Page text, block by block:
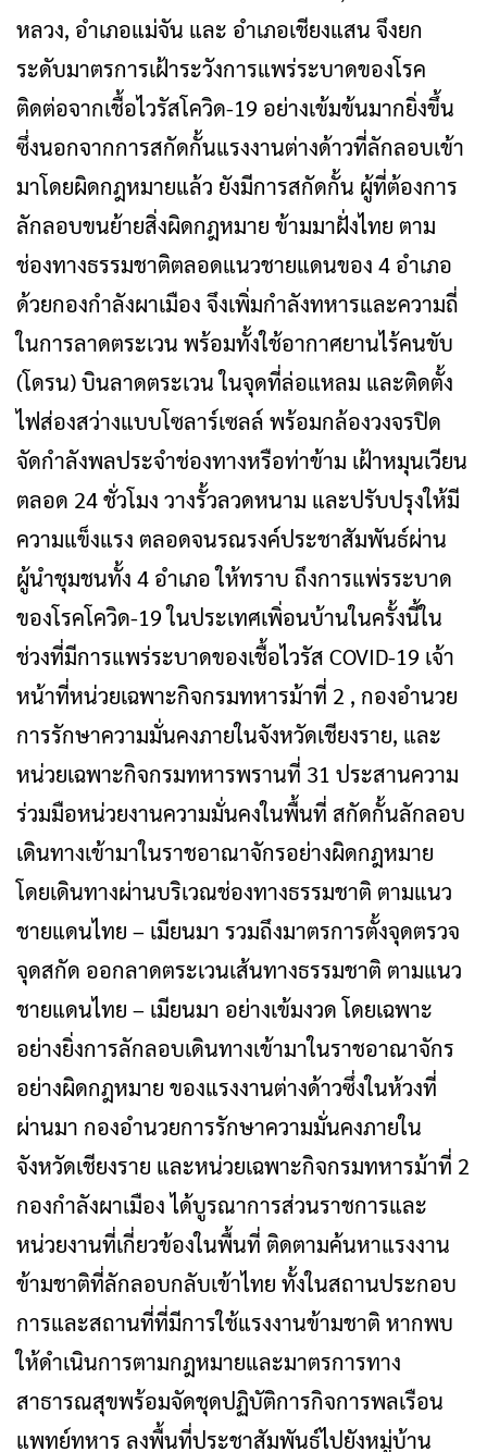
หลวง, อำเภอแม่จัน และ อำเภอเชียงแสน จึงยก
ระดับมาตรการเฝ้าระวังการแพร่ระบาดของโรค
ติดต่อจากเชื้อไวรัสโควิด-19 อย่างเข้มข้นมากยิ่งขึ้น
ซึ่งนอกจากการสกัดกั้นแรงงานต่างด้าวที่ลักลอบเข้า
มาโดยผิดกฎหมายแล้ว ยังมีการสกัดกั้น ผู้ที่ต้องการ
ลักลอบขนย้ายสิ่งผิดกฎหมาย ข้ามมาฝั่งไทย ตาม
ช่องทางธรรมชาติตลอดแนวชายแดนของ 4 อำเภอ
ด้วยกองกำลังผาเมือง จึงเพิ่มกำลังทหารและความถี่
ในการลาดตระเวน พร้อมทั้งใช้อากาศยานไร้คนขับ
(โดรน) บินลาดตระเวน ในจุดที่ล่อแหลม และติดตั้ง
ไฟส่องสว่างแบบโซลาร์เซลล์ พร้อมกล้องวงจรปิด
จัดกำลังพลประจำช่องทางหรือท่าข้าม เฝ้าหมุนเวียน
ตลอด 24 ชั่วโมง วางรั้วลวดหนาม และปรับปรุงให้มี
ความแข็งแรง ตลอดจนรณรงค์ประชาสัมพันธ์ผ่าน
ผู้นำชุมชนทั้ง 4 อำเภอ ให้ทราบ ถึงการแพ่รระบาด
ของโรคโควิด-19 ในประเทศเพิ่อนบ้านในครั้งนี้ใน
ช่วงที่มีการแพร่ระบาดของเชื้อไวรัส COVID-19 เจ้า
หน้าที่หน่วยเฉพาะกิจกรมทหารม้าที่ 2 , กองอำนวย
การรักษาความมั่นคงภายในจังหวัดเชียงราย, และ
หน่วยเฉพาะกิจกรมทหารพรานที่ 31 ประสานความ
ร่วมมือหน่วยงานความมั่นคงในพื้นที่ สกัดกั้นลักลอบ
เดินทางเข้ามาในราชอาณาจักรอย่างผิดกฎหมาย
โดยเดินทางผ่านบริเวณช่องทางธรรมชาติ ตามแนว
ชายแดนไทย – เมียนมา รวมถึงมาตรการตั้งจุดตรวจ
จุดสกัด ออกลาดตระเวนเส้นทางธรรมชาติ ตามแนว
ชายแดนไทย – เมียนมา อย่างเข้มงวด โดยเฉพาะ
อย่างยิ่งการลักลอบเดินทางเข้ามาในราชอาณาจักร
อย่างผิดกฎหมาย ของแรงงานต่างด้าวซึ่งในห้วงที่
ผ่านมา กองอำนวยการรักษาความมั่นคงภายใน
จังหวัดเชียงราย และหน่วยเฉพาะกิจกรมทหารม้าที่ 2
กองกำลังผาเมือง ได้บูรณาการส่วนราชการและ
หน่วยงานที่เกี่ยวข้องในพื้นที่ ติดตามค้นหาแรงงาน
ข้ามชาติที่ลักลอบกลับเข้าไทย ทั้งในสถานประกอบ
การและสถานที่ที่มีการใช้แรงงานข้ามชาติ หากพบ
ให้ดำเนินการตามกฎหมายและมาตรการทาง
สาธารณสุขพร้อมจัดชุดปฏิบัติการกิจการพลเรือน
แพทย์ทหาร ลงพื้นที่ประชาสัมพันธ์ไปยังหมู่บ้าน